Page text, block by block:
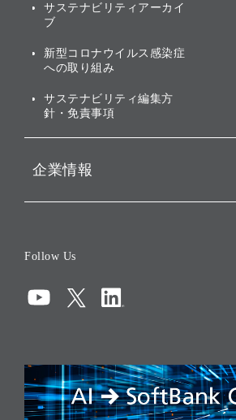
株主・投資家情報（IR）に
ガバナンス
投資先のサステナビリティ
サステナビリティアーカイ
ブ
新型コロナウイルス感染症
への取り組み
サステナビリティ編集方
針・免責事項
企業情報
コンプライアンス
リスクマネジメント
税務に対する取り組み
Follow Us